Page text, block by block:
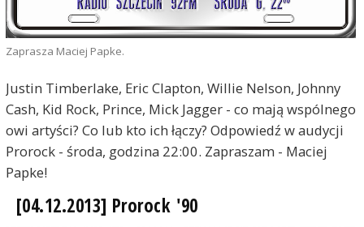
Zaprasza Maciej Papke.
Justin Timberlake, Eric Clapton, Willie Nelson, Johnny
Cash, Kid Rock, Prince, Mick Jagger - co mają wspólnego
owi artyści? Co lub kto ich łączy? Odpowiedź w audycji
Prorock - środa, godzina 22:00. Zapraszam - Maciej
Papke!
[04.12.2013] Prorock '90